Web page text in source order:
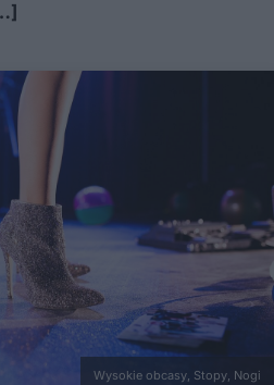
Wysokie obcasy, Stopy, Nogi